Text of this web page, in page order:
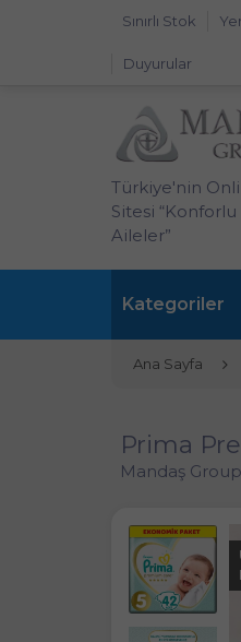
Sınırlı Stok
Duyurular
Türkiye'nin
Sitesi
Aileler”
Kategoriler
Ana Sayfa
Prima
Mandaş